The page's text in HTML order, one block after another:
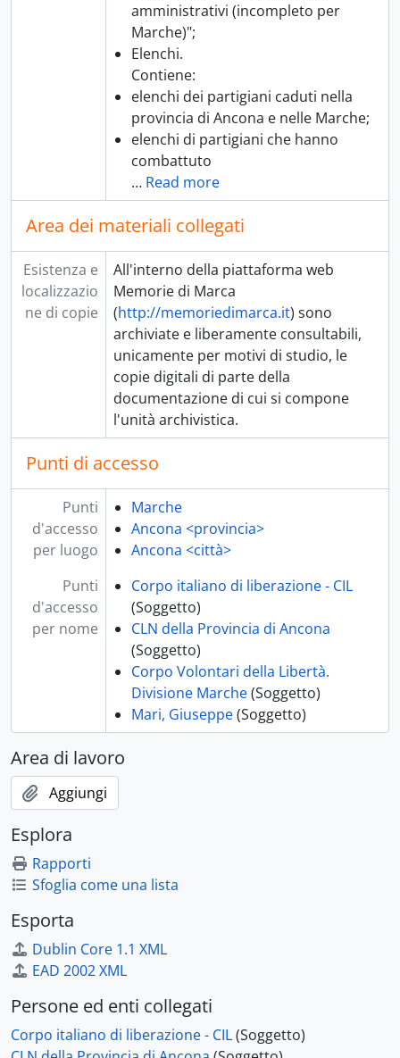
amministrativi (incompleto per
Marche)";
Elenchi.
Contiene:
elenchi dei partigiani caduti nella
provincia di Ancona e nelle Marche;
elenchi di partigiani che hanno
combattuto
… Read more
Area dei materiali collegati
Esistenza e
localizzazio
ne di copie
All'interno della piattaforma web
Memorie di Marca
(http://memoriedimarca.it) sono
archiviate e liberamente consultabili,
unicamente per motivi di studio, le
copie digitali di parte della
documentazione di cui si compone
l'unità archivistica.
Punti di accesso
Punti
d'accesso
per luogo
Marche
Ancona <provincia>
Ancona <città>
Punti
d'accesso
per nome
Corpo italiano di liberazione - CIL
(Soggetto)
CLN della Provincia di Ancona
(Soggetto)
Corpo Volontari della Libertà.
Divisione Marche(Soggetto)
Mari, Giuseppe(Soggetto)
Area di lavoro
Aggiungi
Esplora
Rapporti
Sfoglia come una lista
Esporta
Dublin Core 1.1 XML
EAD 2002 XML
Persone ed enti collegati
Corpo italiano di liberazione - CIL(Soggetto)